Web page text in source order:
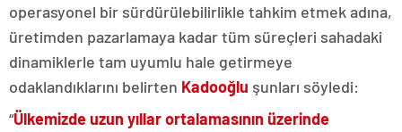
operasyonel bir sürdürülebilirlikle tahkim etmek adına,
üretimden pazarlamaya kadar tüm süreçleri sahadaki
dinamiklerle tam uyumlu hale getirmeye
odaklandıklarını belirten Kadooğlu şunları söyledi:
“Ülkemizde uzun yıllar ortalamasının üzerinde